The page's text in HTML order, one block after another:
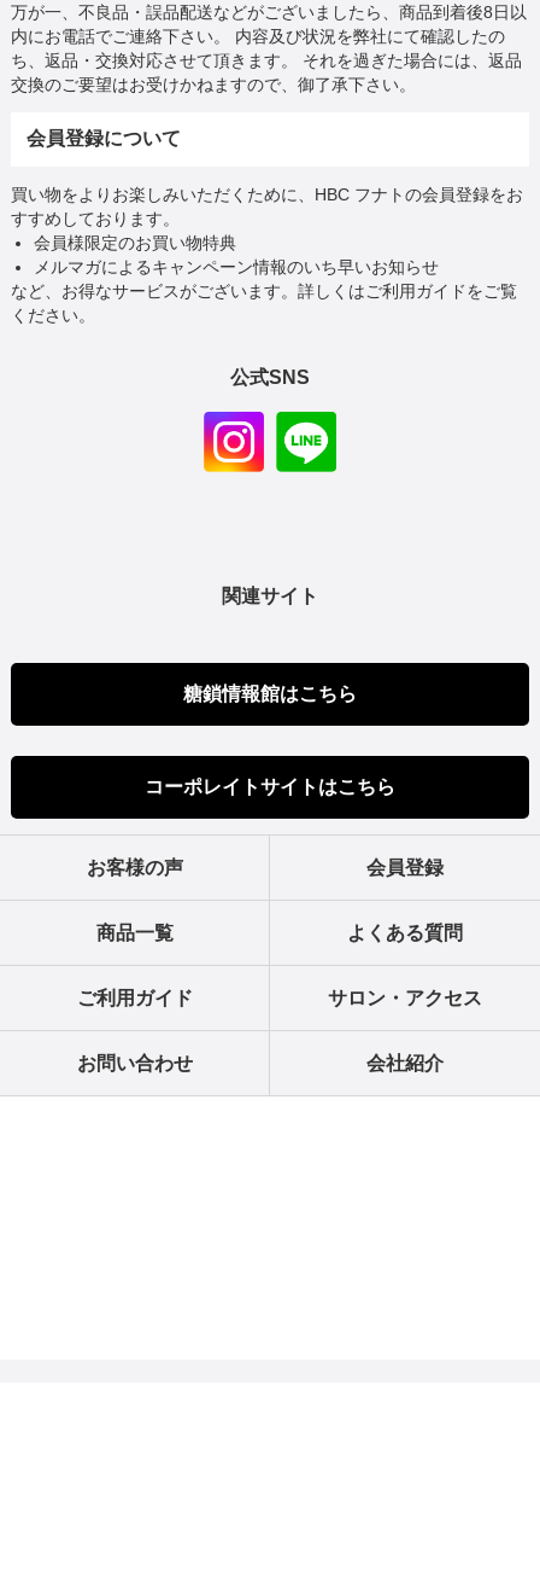
万が一、不良品・誤品配送などがございましたら、商品到着後8日以
内にお電話でご連絡下さい。 内容及び状況を弊社にて確認したの
ち、返品・交換対応させて頂きます。 それを過ぎた場合には、返品
交換のご要望はお受けかねますので、御了承下さい。
会員登録について
買い物をよりお楽しみいただくために、HBC フナトの会員登録をお
すすめしております。
会員様限定のお買い物特典
メルマガによるキャンペーン情報のいち早いお知らせ
など、お得なサービスがございます。詳しくはご利用ガイドをご覧
ください。
公式SNS
関連サイト
糖鎖情報館はこちら
コーポレイトサイトはこちら
お客様の声 会員登録
商品一覧 よくある質問
ご利用ガイド サロン・アクセス
お問い合わせ 会社紹介